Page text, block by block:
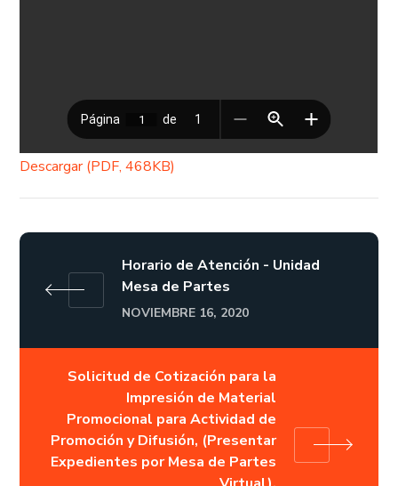
Descargar (PDF, 468KB)
Horario de Atención - Unidad
Mesa de Partes
NOVIEMBRE 16, 2020
Solicitud de Cotización para la
Impresión de Material
Promocional para Actividad de
Promoción y Difusión, (Presentar
Expedientes por Mesa de Partes